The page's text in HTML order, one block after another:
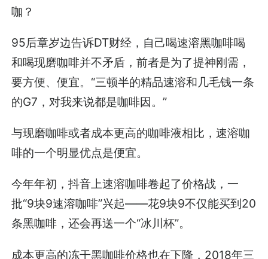
咖？
95后章岁边告诉DT财经，自己喝速溶黑咖啡喝
和喝现磨咖啡并不矛盾，前者是为了提神刚需，
要方便、便宜。“三顿半的精品速溶和几毛钱一条
的G7，对我来说都是咖啡因。”
与现磨咖啡或者成本更高的咖啡液相比，速溶咖
啡的一个明显优点是便宜。
今年年初，抖音上速溶咖啡卷起了价格战，一
批“9块9速溶咖啡”兴起——花9块9不仅能买到20
条黑咖啡，还会再送一个“冰川杯”。
成本更高的冻干黑咖啡价格也在下降，2018年三